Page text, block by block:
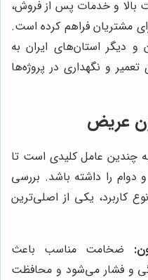
بالا و خدمات پس از فروش،
مشتریان فراهم کرده است.
و دیگر استان‌های ایران به
و نگهداری در پروژه‌ها
عریض
چندین عامل کلیدی است تا
دوام را داشته باشد. بررسی
کاربرد، یکی از اصلی‌ترین
ضخامت مناسب باعث
و فشار می‌شود و محافظت